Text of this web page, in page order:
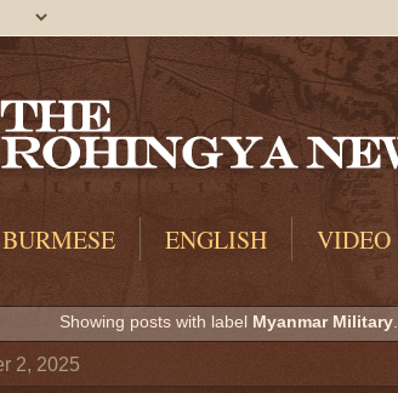
BURMESE ENGLISH VIDEO
Showing posts with label Myanmar Military.
2, 2025